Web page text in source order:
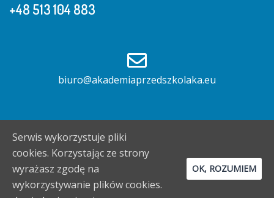
+48 513 104 883
biuro@akademiaprzedszkolaka.eu
© 2026 . Proudly powered by Sydney
Serwis wykorzystuje pliki
cookies. Korzystając ze strony
wyrażasz zgodę na
wykorzystywanie plików cookies.
OK, ROZUMIEM